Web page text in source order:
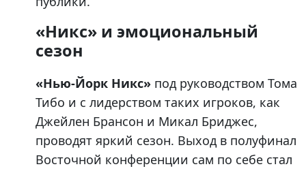
«Никс» и эмоциональный
сезон
«Нью-Йорк Никс» под руководством Тома
Тибо и с лидерством таких игроков, как
Джейлен Брансон и Микал Бриджес,
проводят яркий сезон. Выход в полуфинал
Восточной конференции сам по себе стал